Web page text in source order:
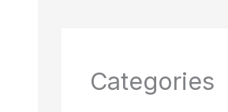
Categories